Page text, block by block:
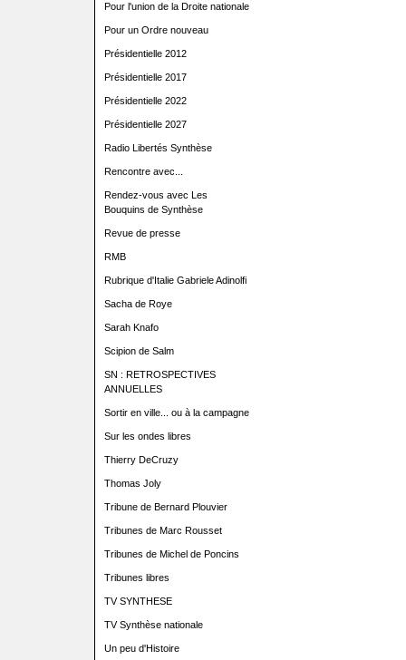
Pour l'union de la Droite nationale
Pour un Ordre nouveau
Présidentielle 2012
Présidentielle 2017
Présidentielle 2022
Présidentielle 2027
Radio Libertés Synthèse
Rencontre avec...
Rendez-vous avec Les
Bouquins de Synthèse
Revue de presse
RMB
Rubrique d'Italie Gabriele Adinolfi
Sacha de Roye
Sarah Knafo
Scipion de Salm
SN : RETROSPECTIVES
ANNUELLES
Sortir en ville... ou à la campagne
Sur les ondes libres
Thierry DeCruzy
Thomas Joly
Tribune de Bernard Plouvier
Tribunes de Marc Rousset
Tribunes de Michel de Poncins
Tribunes libres
TV SYNTHESE
TV Synthèse nationale
Un peu d'Histoire